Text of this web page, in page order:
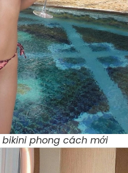
phong cách mới